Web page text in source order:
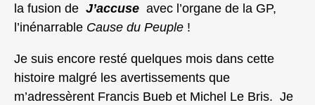
la fusion de J’accuse avec l’organe de la GP,
l’inénarrable Cause du Peuple !
Je suis encore resté quelques mois dans cette
histoire malgré les avertissements que
m’adressèrent Francis Bueb et Michel Le Bris. Je